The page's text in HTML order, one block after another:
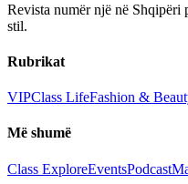
Revista numër një në Shqipëri
stil.
Rubrikat
VIPClass LifeFashion &
Më shumë
Class ExploreEventsPodcast